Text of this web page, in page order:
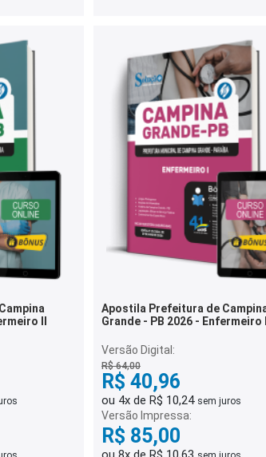
II
Apostila Prefeitura de
Grande - PB 2026 - Enfermeiro I
Versão Digital:
R$ 64,00
R$ 40,96
ou 4x de R$ 10,24 sem juros
Versão Impressa:
R$ 85,00